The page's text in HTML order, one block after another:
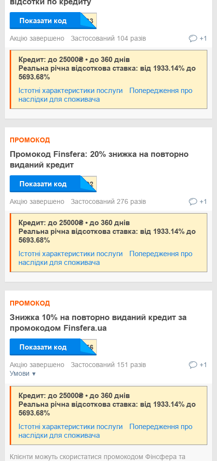
Показати код
Акцію завершено Застосований 104 разів +1
Кредит: до 25000₴ • до 360 днів
Реальна річна відсоткова ставка: від 1933.14% до
5693.68%
Істотні характеристики послуги
Попередження про
наслідки для споживача
ПРОМОКОД
Промокод Finsfera: 20% знижка на повторно
виданий кредит
Показати код
Акцію завершено Застосований 276 разів +1
Кредит: до 25000₴ • до 360 днів
Реальна річна відсоткова ставка: від 1933.14% до
5693.68%
Істотні характеристики послуги
Попередження про
наслідки для споживача
Умови
ПРОМОКОД
Знижка 10% на повторно виданий кредит за
промокодом Finsfera.ua
Показати код
Акцію завершено Застосований 151 разів +1
Кредит: до 25000₴ • до 360 днів
Реальна річна відсоткова ставка: від 1933.14% до
5693.68%
Істотні характеристики послуги
Попередження про
наслідки для споживача
Клієнти можуть скористатися промокодом Фінсфера та